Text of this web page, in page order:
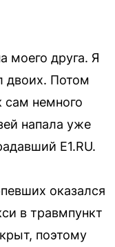
моего друга. Я
двоих. Потом
сам немного
напала уже
Е1.RU.
оказался
в травмпункт
поэтому